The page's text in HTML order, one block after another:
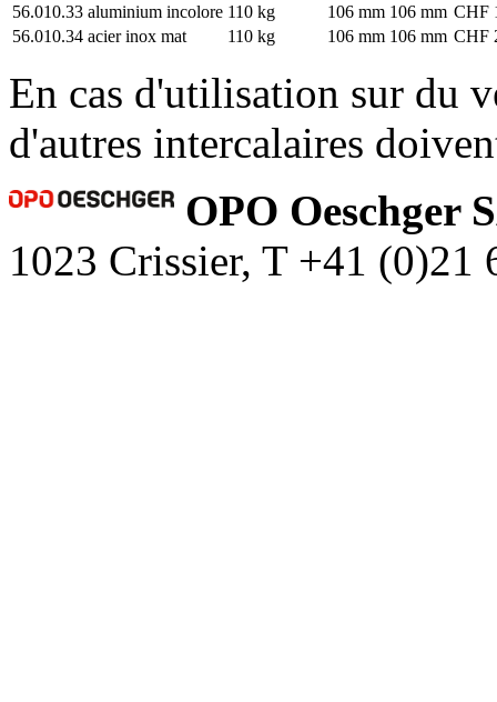
56.010.33 aluminium incolore 110 kg 106 mm 106 mm CHF
56.010.34 acier inox mat 110 kg 106 mm 106 mm CHF
En cas d'utilisation sur du
d'autres intercalaires
OPO Oeschger
1023 Crissier, T +41 (0)21